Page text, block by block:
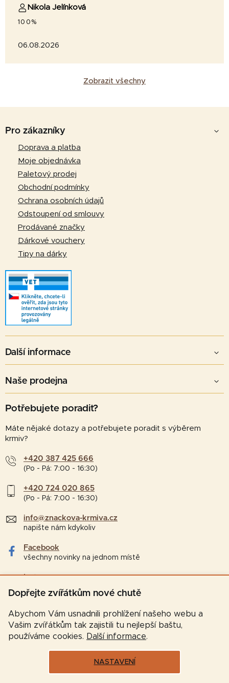
Dopřejte zvířátkům nové chutě
Abychom Vám usnadnili prohlížení našeho webu a
Vašim zvířátkům tak zajistili tu nejlepší baštu,
používáme cookies. Další informace.
NASTAVENÍ
Nikola Jelínková
100%
06.08.2026
Zobrazit všechny
Pro zákazníky
Doprava a platba
Moje objednávka
Paletový prodej
Obchodní podmínky
Ochrana osobních údajů
Odstoupení od smlouvy
Prodávané značky
Dárkové vouchery
Tipy na dárky
Další informace
Naše prodejna
Potřebujete poradit?
Máte nějaké dotazy a potřebujete poradit s výběrem
krmiv?
+420 387 425 666
(Po - Pá: 7:00 - 16:30)
+420 724 020 865
(Po - Pá: 7:00 - 16:30)
info@znackova-krmiva.cz
napište nám kdykoliv
Facebook
všechny novinky na jednom místě
Instagram
tipy a zajímavosti pro chovatele